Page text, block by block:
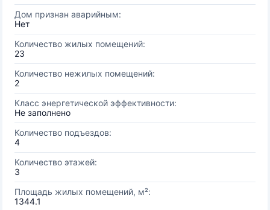
Дом признан аварийным:
Нет
Количество жилых помещений:
23
Количество нежилых помещений:
2
Класс энергетической эффективности:
Не заполнено
Количество подъездов:
4
Количество этажей:
3
Площадь жилых помещений, м²:
1344.1